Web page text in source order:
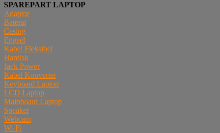
SPAREPART LAPTOP
Adaptor
Baterai
Casing
Engsel
Kabel Fleksibel
Hardisk
Jack Power
Kabel Konverter
Keyboard Laptop
LCD Laptop
Mainboard Laptop
Speaker
Webcam
Wi-Fi